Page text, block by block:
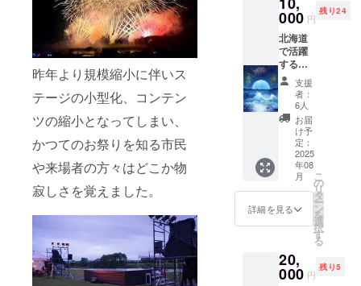
昨年より規模縮小に伴いス
テージの小型化、コンテン
ツの縮小となってしまい、
かつてのお祭りを知る市民
や来場者の方々はどこか物
寂しさを覚えました。
希望す
る写真
をお受
け取り
致しま
す。 ・
メール
の返信
の際に
は氏名
の記載
をよろ
しくお
願い致
しま
す。
000 円
残り24
北海道
で活躍
する作
家「佐
橋 朋
幸」の
スプ
レー
アート
原画
(A4)サ
イズ！
支援
者：
6人
お届
け予
定：
2025
年08
月
詳細を見る
こ
の
リ
タ
ー
ン
を
選
択
す
る
20,
000 円
残り5